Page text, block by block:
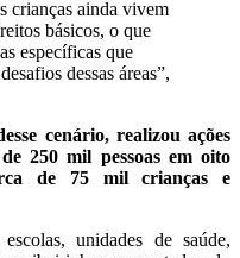
crianças ainda vivem
básicos, o que
específicas que
dessas áreas”,
cenário, realizou ações
250 mil pessoas em oito
de 75 mil crianças e
unidades de saúde,